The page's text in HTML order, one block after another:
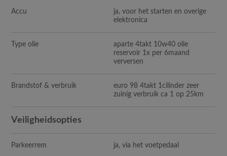
Accu
ja, voor het starten en overige
elektronica
Type olie
aparte 4takt 10w40 olie
reservoir 1x per 6maand
verversen
Brandstof & verbruik
euro 98 4takt 1cilinder zeer
zuinig verbruik ca 1 op 25km
Veiligheidsopties
Parkeerrem ja, via het voetpedaal